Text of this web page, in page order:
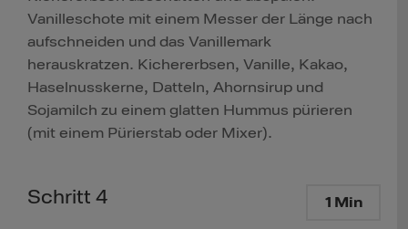
Vanilleschote mit einem Messer der Länge nach
aufschneiden und das Vanillemark
herauskratzen. Kichererbsen, Vanille, Kakao,
Haselnusskerne, Datteln, Ahornsirup und
Sojamilch zu einem glatten Hummus pürieren
(mit einem Pürierstab oder Mixer).
Schritt 4 1 Min